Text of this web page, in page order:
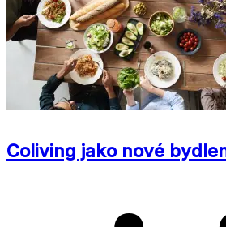
Coliving jako nové